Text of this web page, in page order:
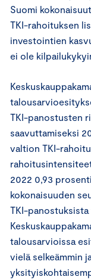
Suomi
TKI-rahoituksen
investointien
ei ole
TKI-panostusten
saavuttamiseksi
valtion TKI-
2022 0,93
kokonaisuuden
TKI-
talousarvioissa
vielä selkeämmin